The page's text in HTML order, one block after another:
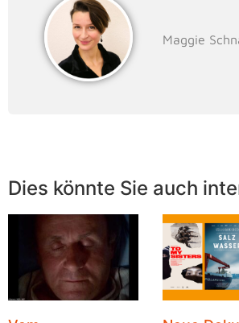
Maggie
Dies könnte Sie auch